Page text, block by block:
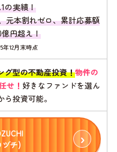
の実績！
元本割れゼロ、累計応募額
億円超え！
年12月末時点
グ型の不動産投資！物件の
せ！ 好きなファンドを選ん
ら投資可能。
ヅチ)